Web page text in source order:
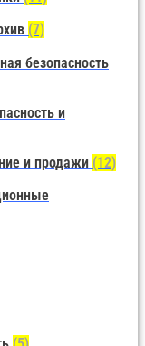
(7)
безопасность
и
и продажи (12)